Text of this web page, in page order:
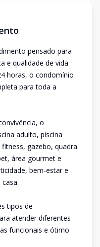
pensado para
e qualidade de vida
horas, o condomínio
para toda a
o
adulto, piscina
gazebo, quadra
área gourmet e
bem-estar e
tipos de
atender diferentes
funcionais e ótimo